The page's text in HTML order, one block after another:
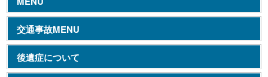
交通事故MENU
後遺症について